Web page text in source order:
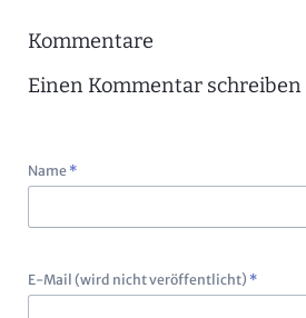
Kommentare
Einen Kommentar schreiben
Pflichtfeld
Name *
Pflichtfeld
E-Mail (wird nicht veröffentlicht) *